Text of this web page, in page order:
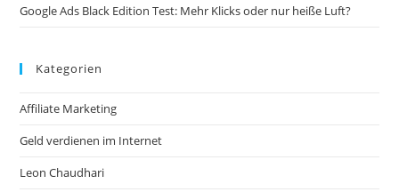
Google Ads Black Edition Test: Mehr Klicks oder nur heiße Luft?
Kategorien
Affiliate Marketing
Geld verdienen im Internet
Leon Chaudhari